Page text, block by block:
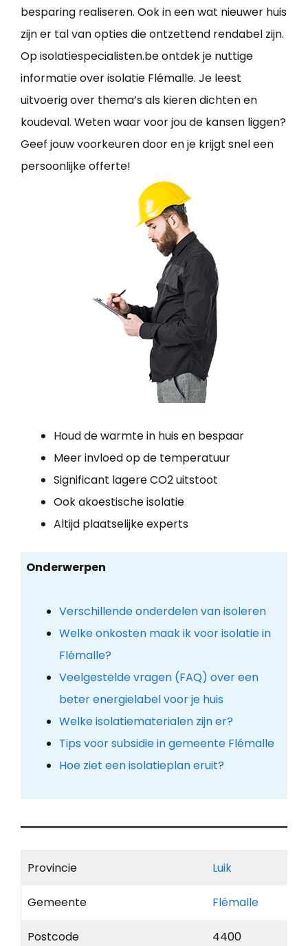
besparing realiseren. Ook in een wat nieuwer huis
zijn er tal van opties die ontzettend rendabel zijn.
Op isolatiespecialisten.be ontdek je nuttige
informatie over isolatie Flémalle. Je leest
uitvoerig over thema’s als kieren dichten en
koudeval. Weten waar voor jou de kansen liggen?
Geef jouw voorkeuren door en je krijgt snel een
persoonlijke offerte!
Houd de warmte in huis en bespaar
Meer invloed op de temperatuur
Significant lagere CO2 uitstoot
Ook akoestische isolatie
Altijd plaatselijke experts
Onderwerpen
Verschillende onderdelen van isoleren
Welke onkosten maak ik voor isolatie in
Flémalle?
Veelgestelde vragen (FAQ) over een
beter energielabel voor je huis
Welke isolatiematerialen zijn er?
Tips voor subsidie in gemeente Flémalle
Hoe ziet een isolatieplan eruit?
Provincie Luik
Gemeente Flémalle
Postcode 4400